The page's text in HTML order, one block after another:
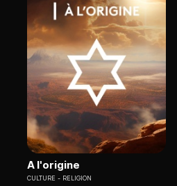
A l'origine
CULTURE RELIGION